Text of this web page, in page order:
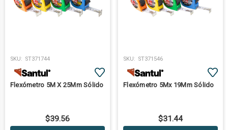
SKU: ST371744
Flexómetro 5M X 25Mm Sólido
$39.56
SKU: ST371546
Flexómetro 5Mx 19Mm Sólido
$31.44